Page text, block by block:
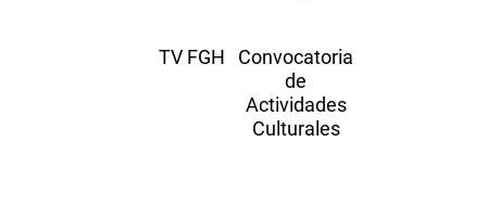
TV FGH
Convocatoria
de
Actividades
Culturales